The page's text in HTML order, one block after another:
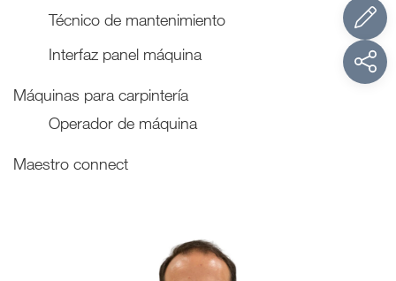
Técnico de mantenimiento
Interfaz panel máquina
Máquinas para carpintería
Operador de máquina
Maestro connect